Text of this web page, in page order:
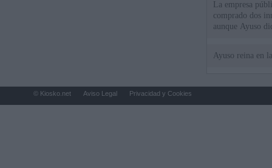
La empresa
comprado dos
aunque Ayuso
Ayuso reina en
© Kiosko.net Aviso Legal Privacidad y Cookies